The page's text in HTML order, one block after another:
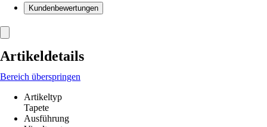
Kundenbewertungen
Artikeldetails
Bereich überspringen
Artikeltyp
Tapete
Ausführung